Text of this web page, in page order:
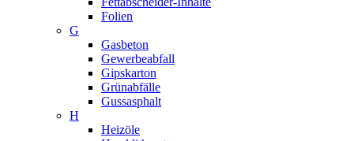
Folien
G
Gasbeton
Gewerbeabfall
Gipskarton
Grünabfälle
Gussasphalt
H
Heizöle